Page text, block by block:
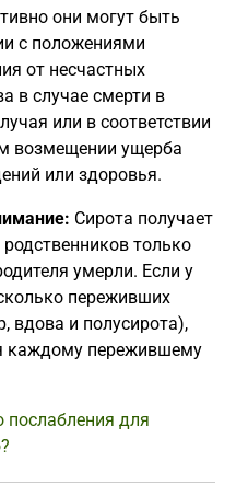
они могут быть
с положениями
от несчастных
в случае смерти в
или в соответствии
возмещении ущерба
или здоровья.
Сирота получает
только
умерли. Если у
переживших
вдова и полусирота),
каждому пережившему
послабления для